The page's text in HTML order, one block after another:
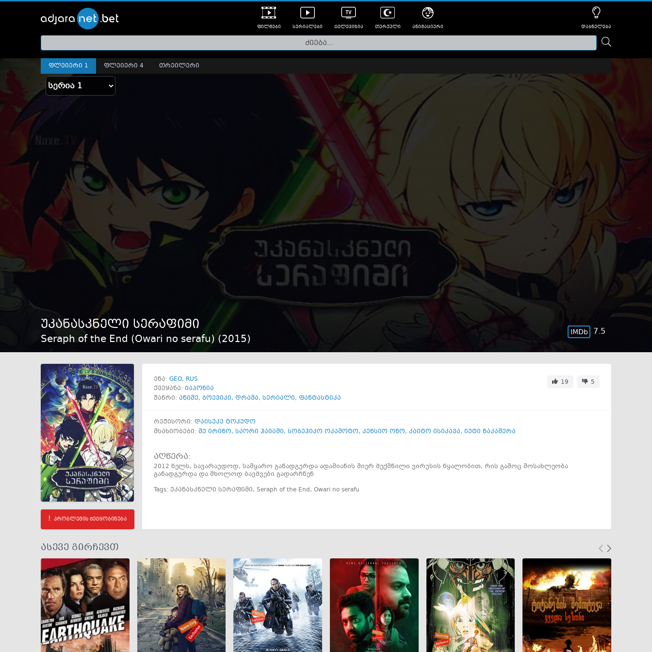
ფილმები
თრეილერები
სერიალები ტელევიზია თურქული ანიმაციური დაბნელება
ფლეიერი 1 ფლეიერი 4 თრეილერი
უკანასკნელი სერაფიმი
Seraph of the End (Owari no serafu) (2015)
7.5
პრობლემის შეტყობინება
ენა: GEO RUS
ქვეყანა: იაპონია
19
5
ჟანრი: ანიმე, ბოევიკი, დრამა, სერიალი, ფანტასტიკა
რეჟისორი: დაისუკე ტოკუდო
მსახიობები: მუ ირინო, საორი ჰაიამი, სობუჰიკო ოკამოტო, კენსიო ონო, კაიტო ისიკავა, იუტი ნაკამურა
აღწერა:
2012 წელს, სავარაუდოდ, სამყარო განადგურდა ადამიანის მიერ შექმნილი ვირუსის წყალობით, რის გამოც მოსახლეობა
განადგურდა და მხოლოდ ბავშვები გადარჩნენ
Tags: უკანასკნელი სერაფიმი, Seraph of the End, Owari no serafu
ასევე გირჩევთ